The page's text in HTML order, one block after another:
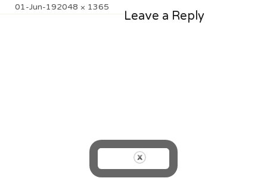
Posted
01-Jun-19Full
2048 × 1365
Leave a Reply